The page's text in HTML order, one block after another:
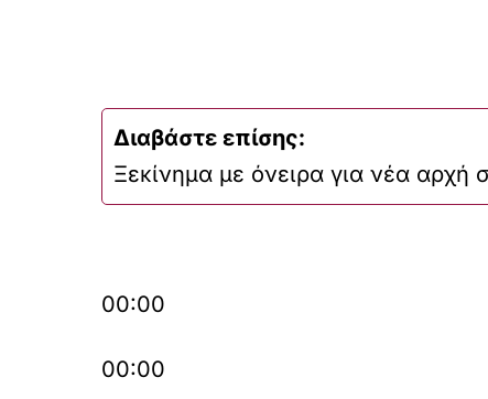
Διαβάστε επίσης:
Ξεκίνημα με όνειρα για νέα αρχή
00:00
00:00